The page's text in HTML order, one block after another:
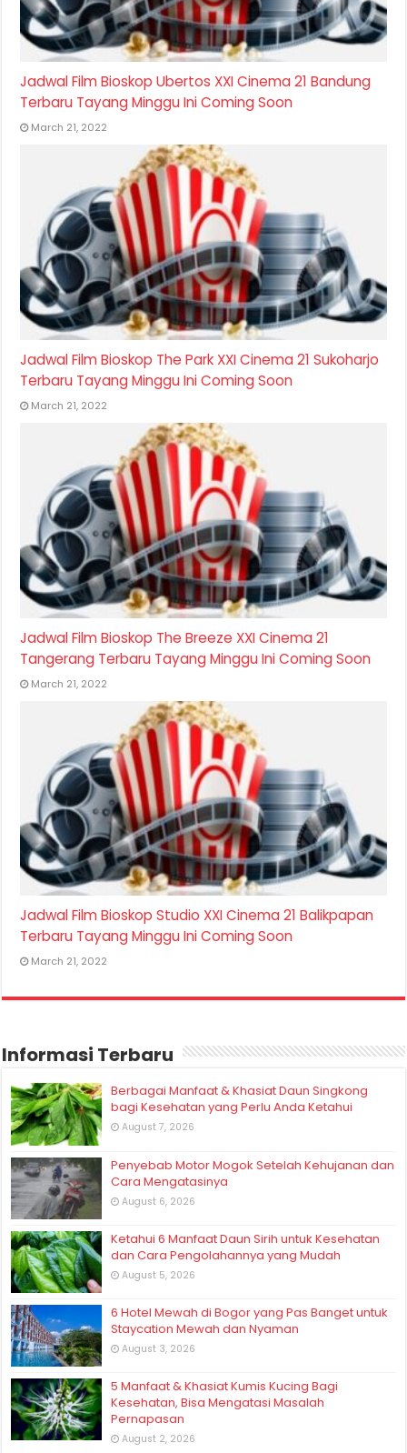
Jadwal Film Bioskop Ubertos XXI Cinema 21 Bandung
Terbaru Tayang Minggu Ini Coming Soon
March 21, 2022
Jadwal Film Bioskop The Park XXI Cinema 21 Sukoharjo
Terbaru Tayang Minggu Ini Coming Soon
March 21, 2022
Jadwal Film Bioskop The Breeze XXI Cinema 21
Tangerang Terbaru Tayang Minggu Ini Coming Soon
March 21, 2022
Jadwal Film Bioskop Studio XXI Cinema 21 Balikpapan
Terbaru Tayang Minggu Ini Coming Soon
March 21, 2022
Informasi Terbaru
Berbagai Manfaat & Khasiat Daun Singkong
bagi Kesehatan yang Perlu Anda Ketahui
August 7, 2026
Penyebab Motor Mogok Setelah Kehujanan dan
Cara Mengatasinya
August 6, 2026
Ketahui 6 Manfaat Daun Sirih untuk Kesehatan
dan Cara Pengolahannya yang Mudah
August 5, 2026
6 Hotel Mewah di Bogor yang Pas Banget untuk
Staycation Mewah dan Nyaman
August 3, 2026
5 Manfaat & Khasiat Kumis Kucing Bagi
Kesehatan, Bisa Mengatasi Masalah
Pernapasan
August 2, 2026